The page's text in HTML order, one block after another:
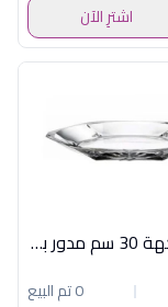
اشترِ الآن
طبق فاكهة 30 سم مدور باسابتشة
0 تم البيع